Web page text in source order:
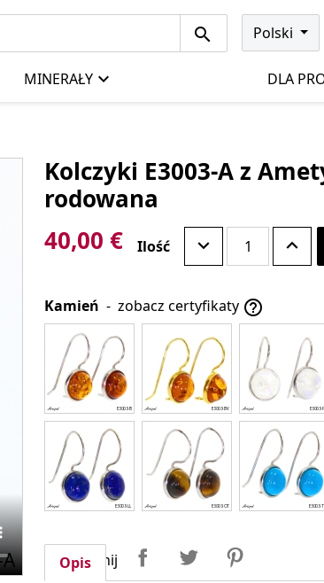
Polski
MINERAŁY DLA
Kolczyki E3003-A z
rodowana
40,00 €
Ilość
Kamień - zobacz certyfikaty 
Udostępnij UdostępnijTweetuj
Opis